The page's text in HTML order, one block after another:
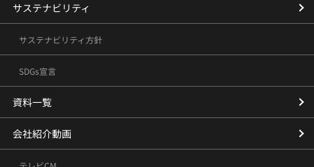
サステナビリティ
サステナビリティ方針
SDGs宣言
資料一覧
会社紹介動画